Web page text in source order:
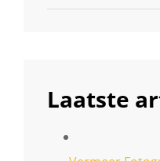
Laatste